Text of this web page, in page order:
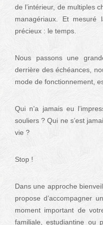
de l’intérieur, de multiples
managériaux. Et
précieux : le temps.
Nous passons une
derrière des échéances,
mode de fonctionnement,
Qui n’a jamais eu
souliers ? Qui ne s’est
vie ?
Stop !
Dans une approche
propose d’accompagner
moment important de
familiale, estudiantine ou